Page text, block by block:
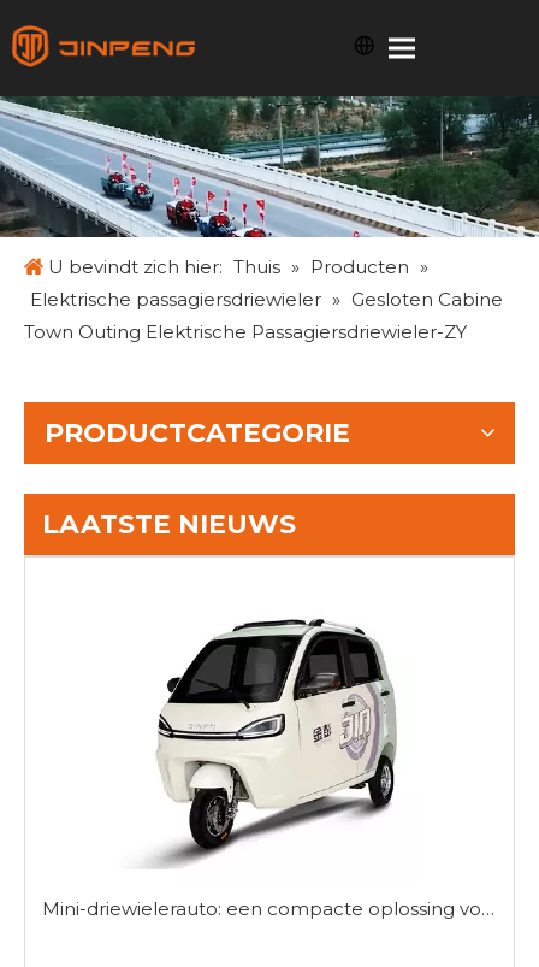
U bevindt zich hier: Thuis » Producten »
Elektrische passagiersdriewieler » Gesloten Cabine
Town Outing Elektrische Passagiersdriewieler-ZY
PRODUCTCATEGORIE
LAATSTE NIEUWS
Mini-driewielerauto: een compacte oplossing voor stedelijke mobiliteit